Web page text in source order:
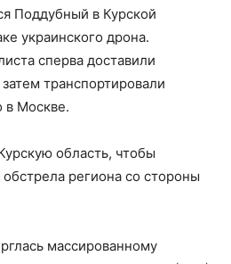
Поддубный в Курской
украинского дрона.
сперва доставили
транспортировали
в Москве.
область, чтобы
региона со стороны
массированному